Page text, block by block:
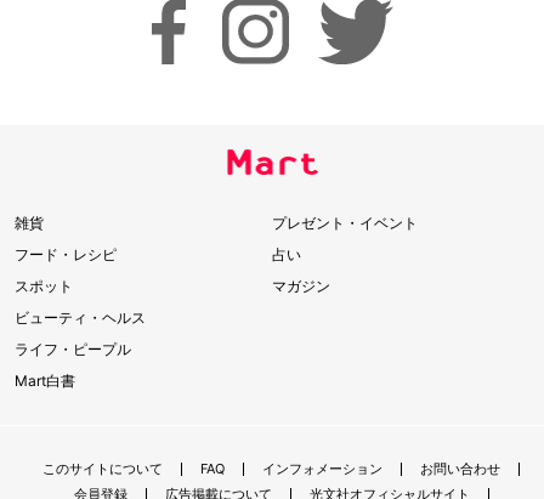
雑貨
フード・レシピ
スポット
ビューティ・ヘルス
ライフ・ピープル
Mart白書
プレゼント・イベント
占い
マガジン
このサイトについて FAQ インフォメーション
お問い合わせ
会員登録
広告掲載について 光文社オフィシャルサイト